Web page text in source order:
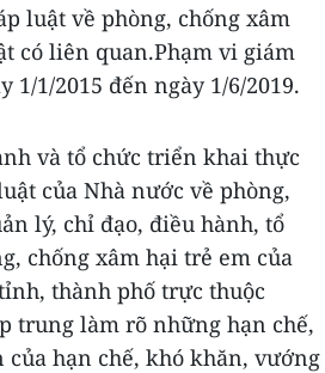
luật về phòng, chống xâm
có liên quan.Phạm vi giám
1/2015 đến ngày 1/6/2019.
và tổ chức triển khai thực
của Nhà nước về phòng,
lý, chỉ đạo, điều hành, tổ
chống xâm hại trẻ em của
thành phố trực thuộc
trung làm rõ những hạn chế,
hạn chế, khó khăn, vướng